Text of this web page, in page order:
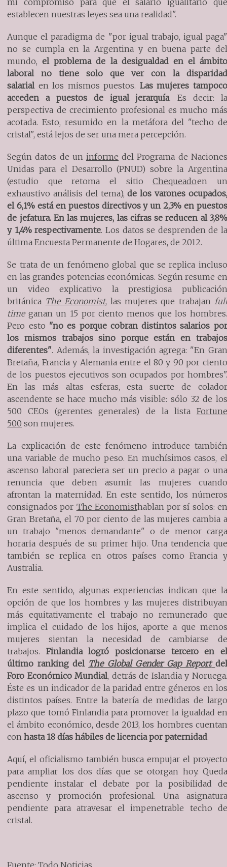
mi compromiso para que el salario igualitario que
establecen nuestras leyes sea una realidad".
Aunque el paradigma de "por igual trabajo, igual paga"
no se cumpla en la Argentina y en buena parte del
mundo,el problema de la desigualdad en el ámbito
laboral no tiene solo que ver con la disparidad
salarialen los mismos puestos. Las mujeres tampoco
acceden a puestos de igual jerarquía. Es decir: la
perspectiva de crecimiento profesional es mucho más
acotada. Esto, resumido en la metáfora del "techo de
cristal", está lejos de ser una mera percepción.
Según datos de un informe del Programa de Naciones
Unidas para el Desarrollo (PNUD) sobre la Argentina
(estudio que retoma el sitioChequeadoen un
exhaustivo análisis del tema),de los varones ocupados,
el 6,1% está en puestos directivos y un 2,3% en puestos
de jefatura. En las mujeres, las cifras se reducen al 3,8%
y 1,4% respectivamente. Los datos se desprenden de la
última Encuesta Permanente de Hogares, de 2012.
Se trata de un fenómeno global que se replica incluso
en las grandes potencias económicas. Según resume en
un video explicativo la prestigiosa publicación
británica The Economist, las mujeres que trabajan full
timeganan un 15 por ciento menos que los hombres.
Pero esto "no es porque cobran distintos salarios por
los mismos trabajos sino porque están en trabajos
diferentes". Además, la investigación agrega: "En Gran
Bretaña, Francia y Alemania entre el 80 y 90 por ciento
de los puestos ejecutivos son ocupados por hombres".
En las más altas esferas, esta suerte de colador
ascendente se hace mucho más visible: sólo 32 de los
500 CEOs (gerentes generales) de la lista Fortune
500 son mujeres.
La explicación de este fenómeno introduce también
una variable de mucho peso. En muchísimos casos, el
ascenso laboral pareciera ser un precio a pagar o una
renuncia que deben asumir las mujeres cuando
afrontan la maternidad. En este sentido, los números
consignados por The Economisthablan por sí solos: en
Gran Bretaña, el 70 por ciento de las mujeres cambia a
un trabajo "menos demandante" o de menor carga
horaria después de su primer hijo. Una tendencia que
también se replica en otros países como Francia y
Australia.
En este sentido, algunas experiencias indican que la
opción de que los hombres y las mujeres distribuyan
más equitativamente el trabajo no remunerado que
implica el cuidado de los hijos, aporte a que menos
mujeres sientan la necesidad de cambiarse de
trabajos. Finlandia logró posicionarse tercero en el
último ranking del The Global Gender Gap Report del
Foro Económico Mundial, detrás de Islandia y Noruega.
Éste es un indicador de la paridad entre géneros en los
distintos países. Entre la batería de medidas de largo
plazo que tomó Finlandia para promover la igualdad en
el ámbito económico, desde 2013, los hombres cuentan
conhasta 18 días hábiles de licencia por paternidad.
Aquí, el oficialismo también busca empujar el proyecto
para ampliar los dos días que se otorgan hoy. Queda
pendiente instalar el debate por la posibilidad de
ascenso y promoción profesional. Una asignatura
pendiente para atravesar el impenetrable techo de
cristal.